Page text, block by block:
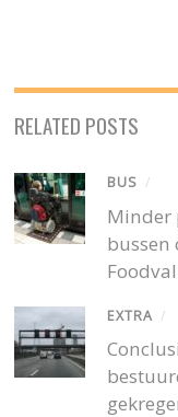
RELATED POSTS
BUS /
Minder
bussen
EXTRA /